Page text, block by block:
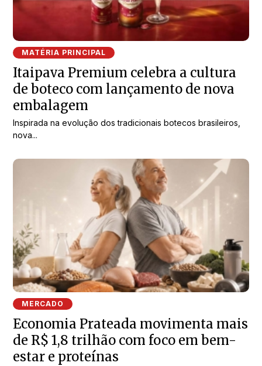
MATÉRIA PRINCIPAL
Itaipava Premium celebra a cultura
de boteco com lançamento de nova
embalagem
Inspirada na evolução dos tradicionais botecos brasileiros,
nova...
MERCADO
Economia Prateada movimenta mais
de R$ 1,8 trilhão com foco em bem-
estar e proteínas